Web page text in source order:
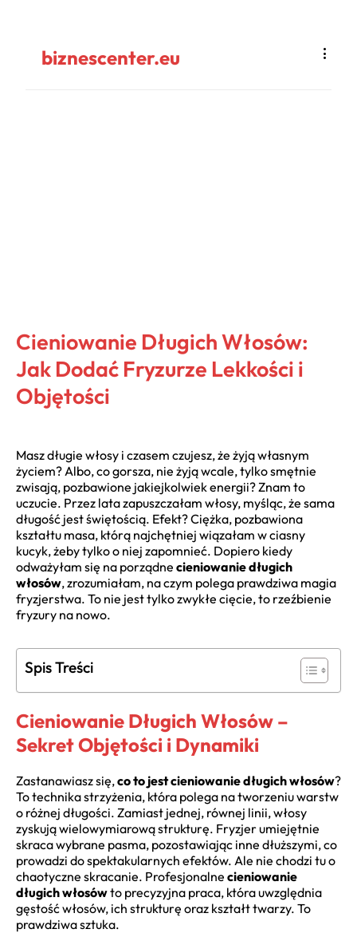
biznescenter.eu
Cieniowanie Długich Włosów:
Jak Dodać Fryzurze Lekkości i
Objętości
Masz długie włosy i czasem czujesz, że żyją własnym
życiem? Albo, co gorsza, nie żyją wcale, tylko smętnie
zwisają, pozbawione jakiejkolwiek energii? Znam to
uczucie. Przez lata zapuszczałam włosy, myśląc, że sama
długość jest świętością. Efekt? Ciężka, pozbawiona
kształtu masa, którą najchętniej wiązałam w ciasny
kucyk, żeby tylko o niej zapomnieć. Dopiero kiedy
odważyłam się na porządne cieniowanie długich
włosów, zrozumiałam, na czym polega prawdziwa magia
fryzjerstwa. To nie jest tylko zwykłe cięcie, to rzeźbienie
fryzury na nowo.
Spis Treści
Cieniowanie Długich Włosów –
Sekret Objętości i Dynamiki
Zastanawiasz się,co to jest cieniowanie długich włosów?
To technika strzyżenia, która polega na tworzeniu warstw
o różnej długości. Zamiast jednej, równej linii, włosy
zyskują wielowymiarową strukturę. Fryzjer umiejętnie
skraca wybrane pasma, pozostawiając inne dłuższymi, co
prowadzi do spektakularnych efektów. Ale nie chodzi tu o
chaotyczne skracanie. Profesjonalne cieniowanie
długich włosówto precyzyjna praca, która uwzględnia
gęstość włosów, ich strukturę oraz kształt twarzy. To
prawdziwa sztuka.